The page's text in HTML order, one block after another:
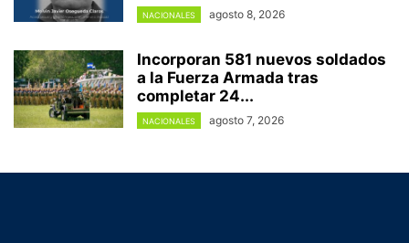
NACIONALES agosto 8, 2026
Incorporan 581 nuevos soldados
a la Fuerza Armada tras
completar 24...
NACIONALES agosto 7, 2026